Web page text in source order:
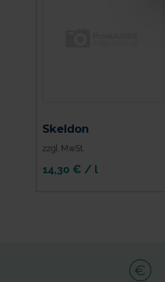
Skeldon
zzgl. MwSt.
14,30 € / l